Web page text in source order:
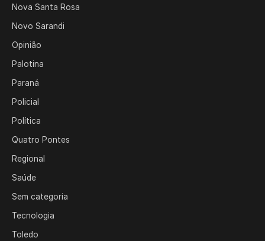
Nova Santa Rosa
Novo Sarandi
Opinião
Palotina
Paraná
Policial
Política
Quatro Pontes
Regional
Saúde
Sem categoria
Tecnologia
Toledo